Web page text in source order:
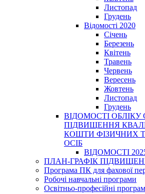
Листопад
Грудень
Відомості 2020
Січень
Березень
Квітень
Травень
Червень
Вересень
Жовтень
Листопад
Грудень
ВІДОМОСТІ ОБЛІКУ
ПІДВИЩЕННЯ
КОШТИ ФІЗИЧНИХ
ОСІБ
ВІДОМОСТІ
ПЛАН-ГРАФІК
Програма ПК для фахової
Робочі навчальні програми
Освітньо-професійні